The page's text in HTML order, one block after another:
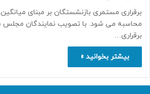
محاسبه می شود. با تصویب نمایندگان مجلس
برقراری…
بیشتر بخوانید »